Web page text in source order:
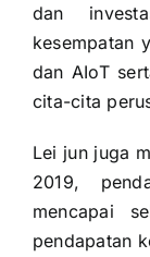
dan
kesempatan
dan AIoT
cita-cita
Lei jun juga
2019,
mencapai
pendapatan